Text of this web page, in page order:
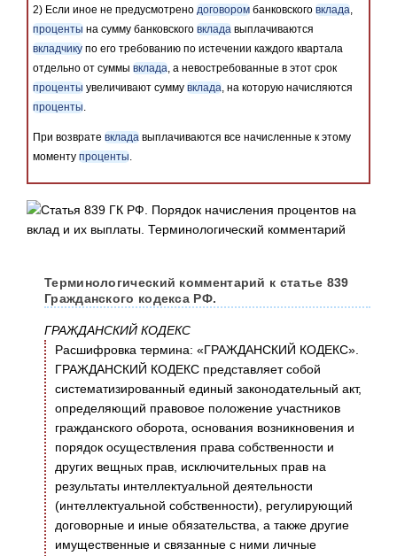
2) Если иное не предусмотрено договором банковского вклада,
проценты на сумму банковского вклада выплачиваются
вкладчику по его требованию по истечении каждого квартала
отдельно от суммы вклада, а невостребованные в этот срок
проценты увеличивают сумму вклада, на которую начисляются
проценты.
При возврате вклада выплачиваются все начисленные к этому
моменту проценты.
Терминологический комментарий к статье 839
Гражданского кодекса РФ.
ГРАЖДАНСКИЙ КОДЕКС
Расшифровка термина: «ГРАЖДАНСКИЙ КОДЕКС».
ГРАЖДАНСКИЙ КОДЕКС представляет собой
систематизированный единый законодательный акт,
определяющий правовое положение участников
гражданского оборота, основания возникновения и
порядок осуществления права собственности и
других вещных прав, исключительных прав на
результаты интеллектуальной деятельности
(интеллектуальной собственности), регулирующий
договорные и иные обязательства, а также другие
имущественные и связанные с ними личные